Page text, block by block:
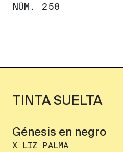
NÚM. 258
TINTA SUELTA
Génesis en negro
X LIZ PALMA